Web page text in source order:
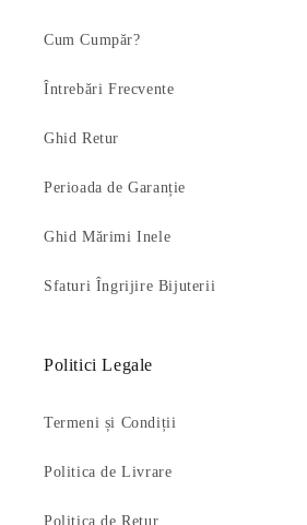
Cum Cumpăr?
Întrebări Frecvente
Ghid Retur
Perioada de Garanție
Ghid Mărimi Inele
Sfaturi Îngrijire Bijuterii
Politici Legale
Termeni și Condiții
Politica de Livrare
Politica de Retur